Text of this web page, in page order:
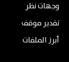
وجهات نظر
تقدير موقف
أبرز الملفات